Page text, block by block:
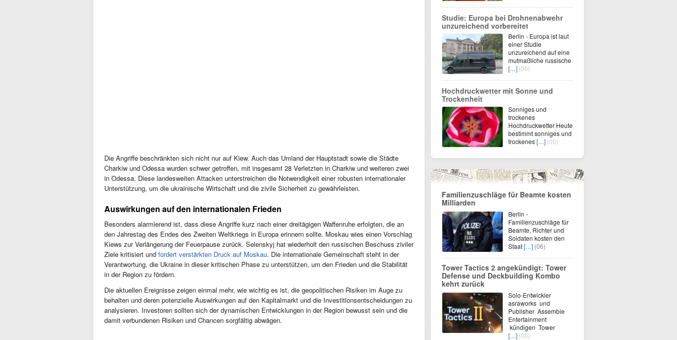
Die Angriffe beschränkten sich nicht nur auf Kiew. Auch das Umland der Hauptstadt sowie die Städte
Charkiw und Odessa wurden schwer getroffen, mit insgesamt 28 Verletzten in Charkiw und weiteren zwei
in Odessa. Diese landesweiten Attacken unterstreichen die Notwendigkeit einer robusten internationaler
Unterstützung, um die ukrainische Wirtschaft und die zivile Sicherheit zu gewährleisten.
Auswirkungen auf den internationalen Frieden
Besonders alarmierend ist, dass diese Angriffe kurz nach einer dreitägigen Waffenruhe erfolgten, die an
den Jahrestag des Endes des Zweiten Weltkriegs in Europa erinnern sollte. Moskau wies einen Vorschlag
Kiews zur Verlängerung der Feuerpause zurück. Selenskyj hat wiederholt den russischen Beschuss ziviler
Ziele kritisiert und fordert verstärkten Druck auf Moskau. Die internationale Gemeinschaft steht in der
Verantwortung, die Ukraine in dieser kritischen Phase zu unterstützen, um den Frieden und die Stabilität
in der Region zu fördern.
Die aktuellen Ereignisse zeigen einmal mehr, wie wichtig es ist, die geopolitischen Risiken im Auge zu
behalten und deren potenzielle Auswirkungen auf den Kapitalmarkt und die Investitionsentscheidungen zu
analysieren. Investoren sollten sich der dynamischen Entwicklungen in der Region bewusst sein und die
damit verbundenen Risiken und Chancen sorgfältig abwägen.
Studie: Europa bei Drohnenabwehr
unzureichend vorbereitet
Berlin - Europa ist laut
einer Studie
unzureichend auf eine
mutmaßliche russische
[…] (00)
Hochdruckwetter mit Sonne und
Trockenheit
Sonniges und
trockenes
Hochdruckwetter Heute
bestimmt sonniges und
trockenes[…] (00)
Familienzuschläge für Beamte kosten
Milliarden
Berlin -
Familienzuschläge für
Beamte, Richter und
Soldaten kosten den
Staat[…] (06)
Tower Tactics 2 angekündigt: Tower
Defense und Deckbuilding Kombo
kehrt zurück
Solo-Entwickler
asraworks und
Publisher Assemble
Entertainment
kündigen Tower
[…] (00)